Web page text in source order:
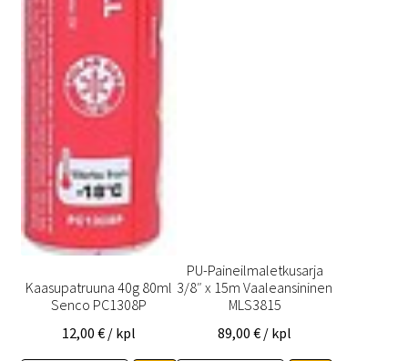
Kaasupatruuna 40g 80ml
Senco PC1308P
12,00 € / kpl
PU-Paineilmaletkusarja
3/8″ x 15m Vaaleansininen
MLS3815
89,00€ / kpl